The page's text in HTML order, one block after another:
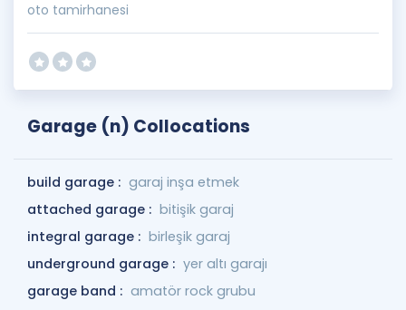
oto tamirhanesi
Garage (n) Collocations
build garage : garaj inşa etmek
attached garage : bitişik garaj
integral garage : birleşik garaj
underground garage : yer altı garajı
garage band : amatör rock grubu